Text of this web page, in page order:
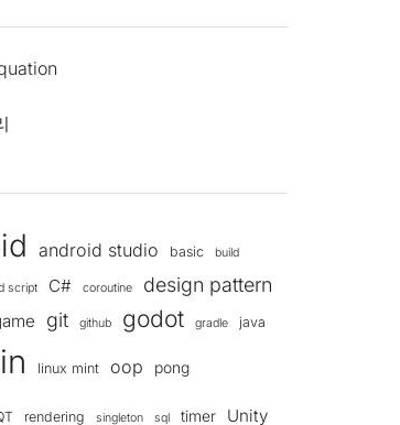
android studio basic build
script C# coroutine design pattern
git github godot gradle java
linux mint oop pong
rendering singleton sql timer Unity